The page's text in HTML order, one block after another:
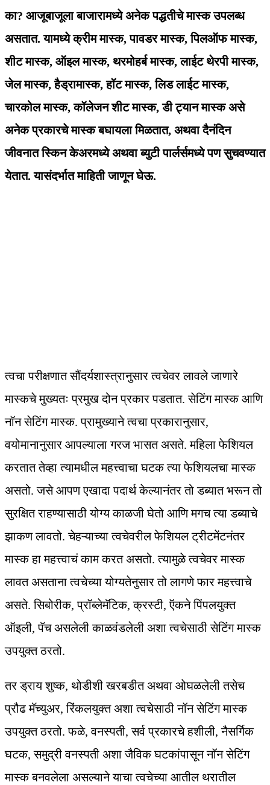
का? आजूबाजूला बाजारामध्ये अनेक पद्धतीचे मास्क उपलब्ध
असतात. यामध्ये क्रीम मास्क, पावडर मास्क, पिलऑफ मास्क,
शीट मास्क, ऑइल मास्क, थरमोहर्ब मास्क, लाईट थेरपी मास्क,
जेल मास्क, हैड्रामास्क, हॉट मास्क, लिड लाईट मास्क,
चारकोल मास्क, कॉलेजन शीट मास्क, डी ट्यान मास्क असे
अनेक प्रकारचे मास्क बघायला मिळतात, अथवा दैनंदिन
जीवनात स्किन केअरमध्ये अथवा ब्युटी पार्लर्समध्ये पण सुचवण्यात
येतात. यासंदर्भात माहिती जाणून घेऊ.
त्वचा परीक्षणात सौंदर्यशास्त्रानुसार त्वचेवर लावले जाणारे
मास्कचे मुख्यतः प्रमुख दोन प्रकार पडतात. सेटिंग मास्क आणि
नॉन सेटिंग मास्क. प्रामुख्याने त्वचा प्रकारानुसार,
वयोमानानुसार आपल्याला गरज भासत असते. महिला फेशियल
करतात तेव्हा त्यामधील महत्त्वाचा घटक त्या फेशियलचा मास्क
असतो. जसे आपण एखादा पदार्थ केल्यानंतर तो डब्यात भरून तो
सुरक्षित राहण्यासाठी योग्य काळजी घेतो आणि मगच त्या डब्याचे
झाकण लावतो. चेहऱ्याच्या त्वचेवरील फेशियल ट्रीटमेंटनंतर
मास्क हा महत्त्वाचं काम करत असतो. त्यामुळे त्वचेवर मास्क
लावत असताना त्वचेच्या योग्यतेनुसार तो लागणे फार महत्त्वाचे
असते. सिबोरीक, प्रॉब्लेमॅटिक, क्रस्टी, ऍकने पिंपलयुक्त
ऑइली, पॅच असलेली काळवंडलेली अशा त्वचेसाठी सेटिंग मास्क
उपयुक्त ठरतो.
तर ड्राय शुष्क, थोडीशी खरबडीत अथवा ओघळलेली तसेच
प्रौढ मॅच्युअर, रिंकलयुक्त अशा त्वचेसाठी नॉन सेटिंग मास्क
उपयुक्त ठरतो. फळे, वनस्पती, सर्व प्रकारचे हशीली, नैसर्गिक
घटक, समुद्री वनस्पती अशा जैविक घटकांपासून नॉन सेटिंग
मास्क बनवलेला असल्याने याचा त्वचेच्या आतील थरातील